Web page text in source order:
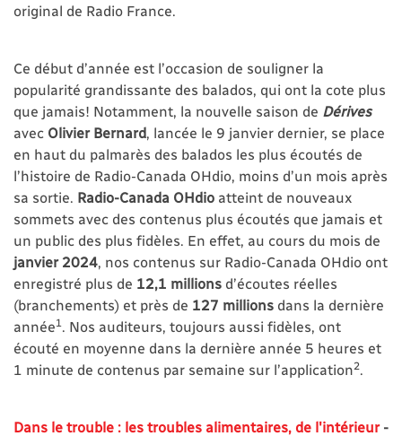
original de Radio France.
Ce début d’année est l’occasion de souligner la
popularité grandissante des balados, qui ont la cote plus
que jamais! Notamment, la nouvelle saison de Dérives
avec Olivier Bernard , lancée le 9 janvier dernier, se place
en haut du palmarès des balados les plus écoutés de
l’histoire de Radio-Canada OHdio, moins d’un mois après
sa sortie. Radio-Canada OHdio atteint de nouveaux
sommets avec des contenus plus écoutés que jamais et
un public des plus fidèles. En effet, au cours du mois de
janvier 2024 , nos contenus sur Radio-Canada OHdio ont
enregistré plus de 12,1 millions d’écoutes réelles
(branchements) et près de 127 millions dans la dernière
année1
. Nos auditeurs, toujours aussi fidèles, ont
écouté en moyenne dans la dernière année 5 heures et
1 minute de contenus par semaine sur l’application2
Dans le trouble : les troubles alimentaires, de l'intérieur-